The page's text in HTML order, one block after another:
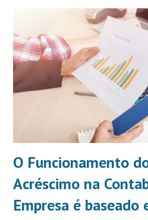
O Funcionamento
Acréscimo na
Empresa é baseado